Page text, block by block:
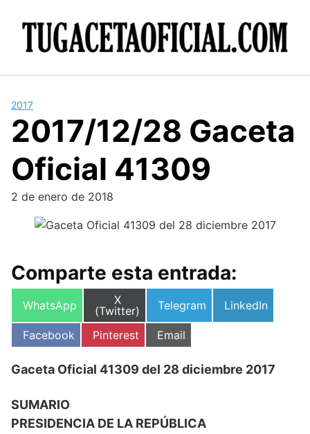
2017
2017/12/28 Gaceta
Oficial 41309
2 de enero de 2018
Comparte esta entrada:
Compartir
WhatsApp
Compartir
en
X
(Twitter)
Compartir
Telegram
Compartir
LinkedIn
Compartir
en
Facebook
Compartir
en
Pinterest
Compartir
en
Email
Gaceta Oficial 41309 del 28 diciembre 2017
SUMARIO
PRESIDENCIA DE LA REPÚBLICA